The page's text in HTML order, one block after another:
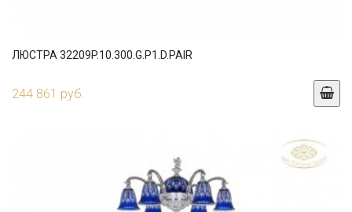
ЛЮСТРА 32209P.10.300.G.P1.D.PAIR
244 861 руб.